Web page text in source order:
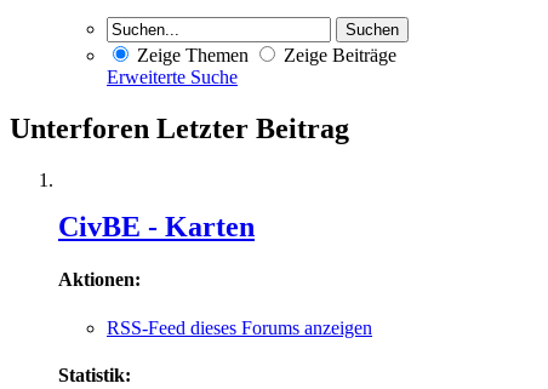
Zeige Themen
Zeige Beiträge
Erweiterte Suche
Unterforen Letzter Beitrag
CivBE - Karten
Aktionen:
RSS-Feed dieses Forums anzeigen
Statistik: